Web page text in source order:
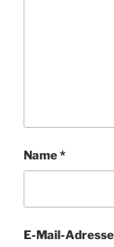
Name*
E-Mail-Adresse